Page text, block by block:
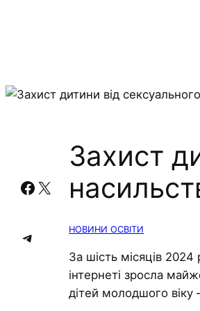
Facebook X
Telegram
Захист
НОВИНИ ОСВІТИ
За шість місяців
інтернеті зросла
дітей молодшого віку